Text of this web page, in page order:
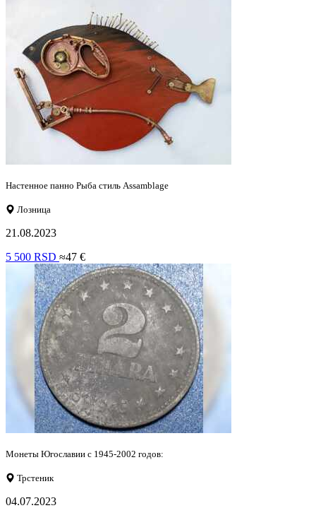
Настенное панно Рыба стиль Assamblage
Лозница
21.08.2023
5 500 RSD ≈47 €
Монеты Югославии с 1945-2002 годов:
Трстеник
04.07.2023